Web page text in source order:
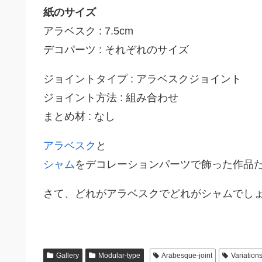
紙のサイズ
アラベスク : 7.5cm
デコパーツ : それぞれのサイズ
ジョイントタイプ : アラベスクジョイント
ジョイント方法 : 組み合わせ
まとめ材 : なし
アラベスク と
シャム をデコレーションパーツで飾った作品
さて、どれがアラベスクでどれがシャムでし
Gallery Modular-type Arabesque-joint Variations